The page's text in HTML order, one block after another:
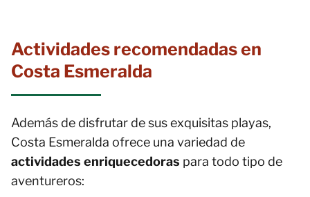
Actividades recomendadas en
Costa Esmeralda
Además de disfrutar de sus exquisitas playas,
Costa Esmeralda ofrece una variedad de
actividades enriquecedoras para todo tipo de
aventureros: